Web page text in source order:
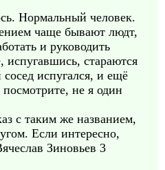
Нормальный человек.
чаще бывают людт,
и руководить
испугавшись, стараются
испугался, и ещё
не я один
с таким же названием,
Если интересно,
Зиновьев 3